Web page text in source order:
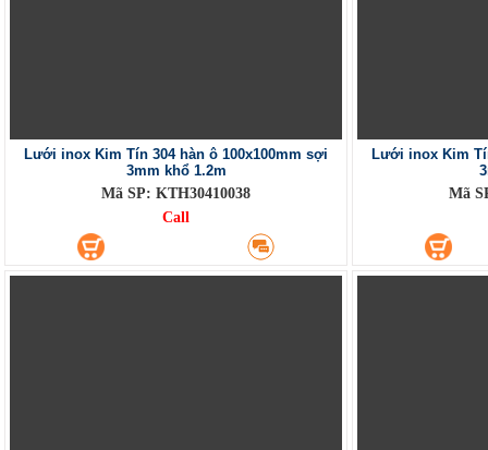
Lưới inox Kim Tín 304 hàn ô 100x100mm sợi
3mm khổ 1.2m
Mã SP: KTH30410038
Call
Lưới inox Kim
Mã